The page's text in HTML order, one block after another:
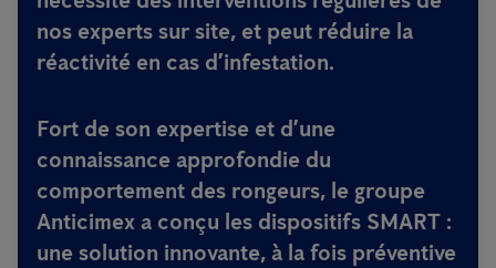
nos experts sur site, et peut réduire la
réactivité en cas d’infestation.
Fort de son expertise et d’une
connaissance approfondie du
comportement des rongeurs, le groupe
Anticimex a conçu les dispositifs SMART :
une solution innovante, à la fois préventive